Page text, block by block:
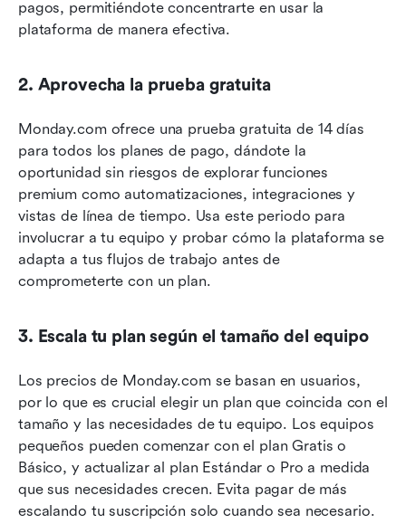
pagos, permitiéndote concentrarte en usar la
plataforma de manera efectiva.
2. Aprovecha la prueba gratuita
Monday.com ofrece una prueba gratuita de 14 días
para todos los planes de pago, dándote la
oportunidad sin riesgos de explorar funciones
premium como automatizaciones, integraciones y
vistas de línea de tiempo. Usa este periodo para
involucrar a tu equipo y probar cómo la plataforma se
adapta a tus flujos de trabajo antes de
comprometerte con un plan.
3. Escala tu plan según el tamaño del equipo
Los precios de Monday.com se basan en usuarios,
por lo que es crucial elegir un plan que coincida con el
tamaño y las necesidades de tu equipo. Los equipos
pequeños pueden comenzar con el plan Gratis o
Básico, y actualizar al plan Estándar o Pro a medida
que sus necesidades crecen. Evita pagar de más
escalando tu suscripción solo cuando sea necesario.